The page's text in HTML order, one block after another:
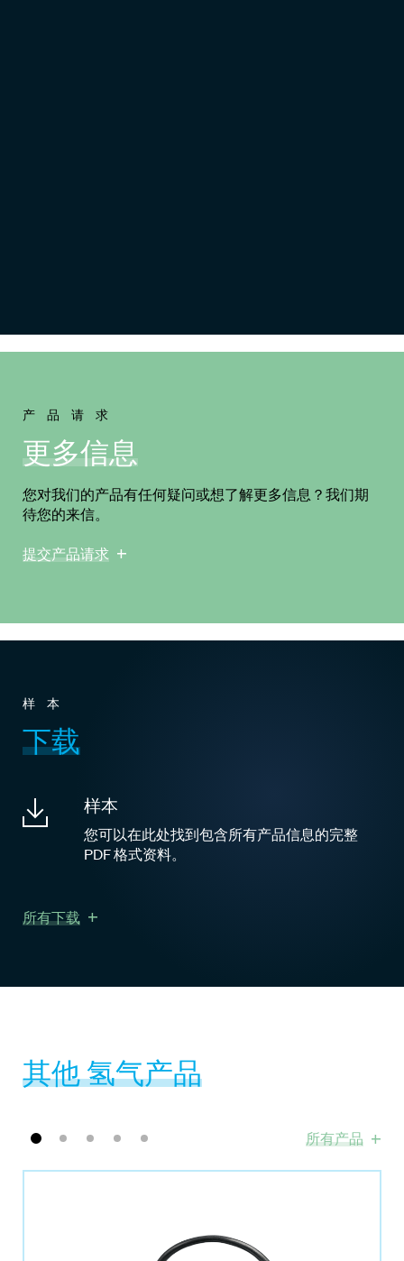
产品请求
更多信息
您对我们的产品有任何疑问或想了解更多信息？我们期
待您的来信。
提交产品请求
样本
下载
样本
您可以在此处找到包含所有产品信息的完整
PDF 格式资料。
所有下载
其他 氢气产品
所有产品